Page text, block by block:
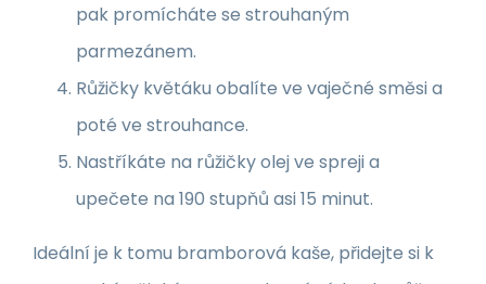
pak promícháte se strouhaným
parmezánem.
Růžičky květáku obalíte ve vaječné směsi a
poté ve strouhance.
Nastříkáte na růžičky olej ve spreji a
upečete na 190 stupňů asi 15 minut.
Ideální je k tomu bramborová kaše, přidejte si k